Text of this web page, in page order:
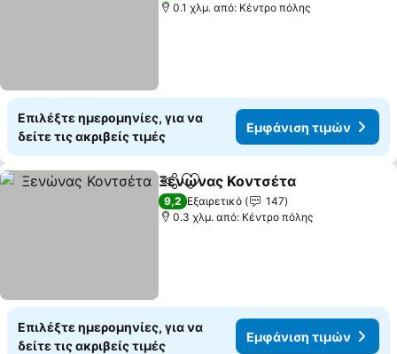
0.1 χλμ. από: Κέντρο πόλης
Επιλέξτε ημερομηνίες, για να
δείτε τις ακριβείς τιμές
Εμφάνιση τιμών
Κοινοποίηση
Προσθήκη στα αγαπημένα
Ξενώνας Κοντσέτα
9,2 Εξαιρετικό
147
0.3 χλμ. από: Κέντρο πόλης
Επιλέξτε ημερομηνίες, για να
δείτε τις ακριβείς τιμές
Εμφάνιση τιμών